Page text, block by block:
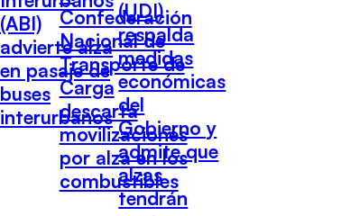
(ABI)
advierte alza
en pasaje de
buses
interurbanos
Confederación
Nacional de
Transporte de
Carga
descarta
movilizaciones
por alza en los
combustibles
(UDI)
respalda
medidas
económicas
del
Gobierno y
admite que
alzas
tendrán